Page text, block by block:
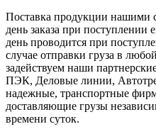
Поставка продукции нашими
день заказа при поступлении
день проводится при
случае отправки груза в
задействуем наши
ПЭК, Деловые линии,
надежные, транспортные
доставляющие грузы
времени суток.